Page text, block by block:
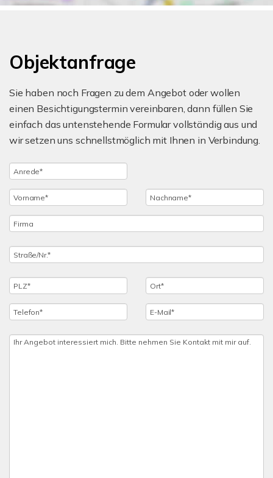
Objektanfrage
Sie haben noch Fragen zu dem Angebot oder wollen
einen Besichtigungstermin vereinbaren, dann füllen Sie
einfach das untenstehende Formular vollständig aus und
wir setzen uns schnellstmöglich mit Ihnen in Verbindung.